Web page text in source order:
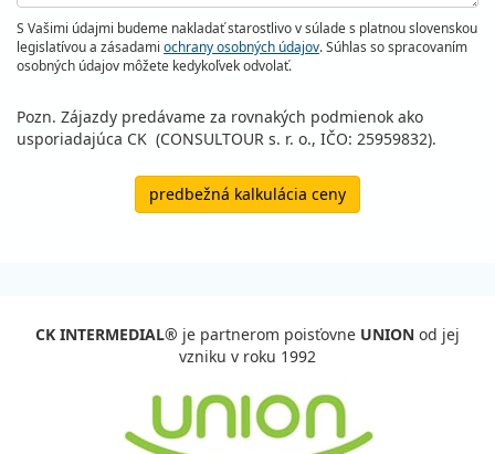
S Vašimi údajmi budeme nakladať starostlivo v súlade s platnou slovenskou
legislatívou a zásadami ochrany osobných údajov. Súhlas so spracovaním
osobných údajov môžete kedykoľvek odvolať.
Pozn. Zájazdy predávame za rovnakých podmienok ako
usporiadajúca CK (CONSULTOUR s. r. o., IČO: 25959832).
predbežná kalkulácia ceny
CK INTERMEDIAL® je partnerom poisťovne UNION od jej
vzniku v roku 1992